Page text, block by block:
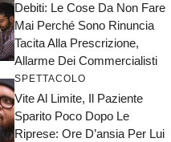
Debiti: Le Cose Da Non Fare
Mai Perché Sono Rinuncia
Tacita Alla Prescrizione,
Allarme Dei Commercialisti
SPETTACOLO
Vite Al Limite, Il Paziente
Sparito Poco Dopo Le
Riprese: Ore D’ansia Per Lui